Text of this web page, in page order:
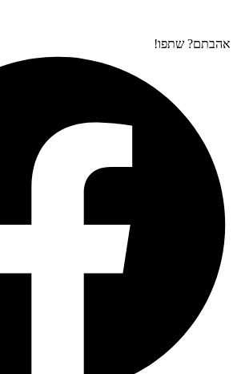
אהבתם? שתפו!